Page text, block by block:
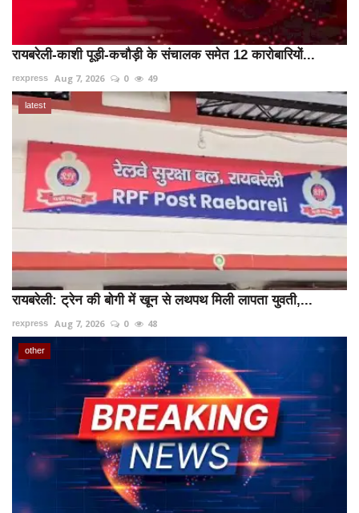
रायबरेली-काशी पूड़ी-कचौड़ी के संचालक समेत 12 कारोबारियों...
rexpress Aug 7, 2026 0 49
latest
रायबरेली: ट्रेन की बोगी में खून से लथपथ मिली लापता युवती,...
rexpress Aug 7, 2026 0 48
other